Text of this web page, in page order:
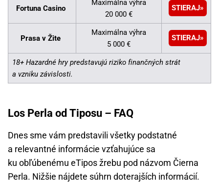
Fortuna Casino
Maximálna výhra
20 000 €
STIERAJ
Prasa v Žite
Maximálna výhra
5 000 €
STIERAJ
18+ Hazardné hry predstavujú riziko finančných strát
a vzniku závislosti.
Los Perla od Tiposu – FAQ
Dnes sme vám predstavili všetky podstatné
a relevantné informácie vzťahujúce sa
ku obľúbenému eTipos žrebu pod názvom Čierna
Perla. Nižšie nájdete súhrn doterajších informácií.